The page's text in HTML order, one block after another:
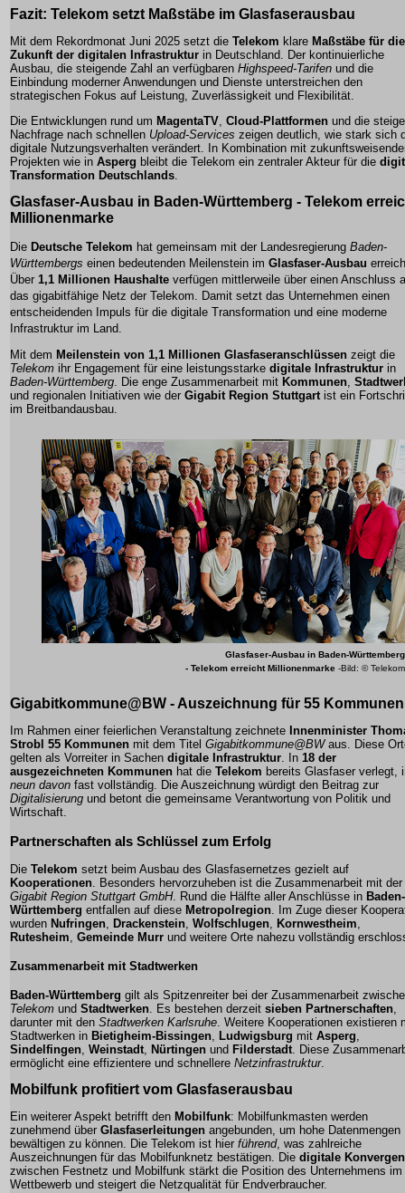
Fazit: Telekom setzt Maßstäbe im Glasfaserausbau
Mit dem Rekordmonat Juni 2025 setzt die Telekom klare Maßstäbe für die
Zukunft der digitalen Infrastruktur in Deutschland. Der kontinuierliche
Ausbau, die steigende Zahl an verfügbaren Highspeed-Tarifen und die
Einbindung moderner Anwendungen und Dienste unterstreichen den
strategischen Fokus auf Leistung, Zuverlässigkeit und Flexibilität.
Die Entwicklungen rund um MagentaTV, Cloud-Plattformen und die
Nachfrage nach schnellen Upload-Services zeigen deutlich, wie stark sich
digitale Nutzungsverhalten verändert. In Kombination mit
Projekten wie in Asperg bleibt die Telekom ein zentraler Akteur für die
Transformation Deutschlands.
Glasfaser-Ausbau in Baden-Württemberg - Telekom
Millionenmarke
Die Deutsche Telekom hat gemeinsam mit der Landesregierung Baden-
Württembergs einen bedeutenden Meilenstein im Glasfaser-Ausbau
Über 1,1 Millionen Haushalte verfügen mittlerweile über einen Anschluss
das gigabitfähige Netz der Telekom. Damit setzt das Unternehmen einen
entscheidenden Impuls für die digitale Transformation und eine moderne
Infrastruktur im Land.
Mit dem Meilenstein von 1,1 Millionen Glasfaseranschlüssen zeigt die
Telekom ihr Engagement für eine leistungsstarke digitale Infrastruktur in
Baden-Württemberg. Die enge Zusammenarbeit mit Kommunen,
und regionalen Initiativen wie der Gigabit Region Stuttgartist ein
im Breitbandausbau.
Glasfaser-Ausbau in Baden-Württemberg
- Telekom erreicht Millionenmarke -Bild: © Telekom
Gigabitkommune@BW - Auszeichnung für 55 Kommunen
Im Rahmen einer feierlichen Veranstaltung zeichnete Innenminister
Strobl 55 Kommunen mit dem Titel Gigabitkommune@BWaus. Diese
gelten als Vorreiter in Sachen digitale Infrastruktur. In 18 der
ausgezeichneten Kommunen hat die Telekom bereits Glasfaser verlegt,
neun davon fast vollständig. Die Auszeichnung würdigt den Beitrag zur
Digitalisierung und betont die gemeinsame Verantwortung von Politik und
Wirtschaft.
Partnerschaften als Schlüssel zum Erfolg
Die Telekom setzt beim Ausbau des Glasfasernetzes gezielt auf
Kooperationen . Besonders hervorzuheben ist die Zusammenarbeit mit der
Gigabit Region Stuttgart GmbH. Rund die Hälfte aller Anschlüsse in Baden-
Württemberg entfallen auf diese Metropolregion . Im Zuge dieser
wurden Nufringen Drackenstein Wolfschlugen Kornwestheim
Rutesheim Gemeinde Murr und weitere Orte nahezu vollständig
Zusammenarbeit mit Stadtwerken
Baden-Württemberg gilt als Spitzenreiter bei der Zusammenarbeit
Telekom und Stadtwerken. Es bestehen derzeit sieben Partnerschaften,
darunter mit den Stadtwerken Karlsruhe. Weitere Kooperationen existieren
Stadtwerken in Bietigheim-Bissingen, Ludwigsburg mit Asperg,
Sindelfingen, Weinstadt, Nürtingen und Filderstadt. Diese
ermöglicht eine effizientere und schnellere Netzinfrastruktur.
Mobilfunk profitiert vom Glasfaserausbau
Ein weiterer Aspekt betrifft den Mobilfunk: Mobilfunkmasten werden
zunehmend über Glasfaserleitungen angebunden, um hohe Datenmengen
bewältigen zu können. Die Telekom ist hier führend, was zahlreiche
Auszeichnungen für das Mobilfunknetz bestätigen. Die digitale
zwischen Festnetz und Mobilfunk stärkt die Position des Unternehmens im
Wettbewerb und steigert die Netzqualität für Endverbraucher.